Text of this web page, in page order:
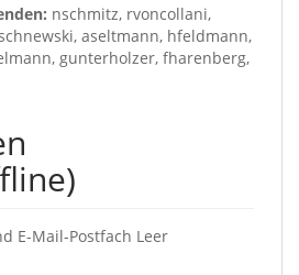
nschmitz, rvoncollani,
aseltmann, hfeldmann,
gunterholzer, fharenberg,
E-Mail-Postfach Leer